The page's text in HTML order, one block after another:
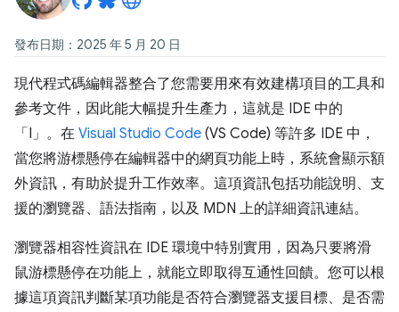
發布日期：2025 年 5 月 20 日
現代程式碼編輯器整合了您需要用來有效建構項目的工具和
參考文件，因此能大幅提升生產力，這就是 IDE 中的
「I」。在 Visual Studio Code (VS Code) 等許多 IDE 中，
當您將游標懸停在編輯器中的網頁功能上時，系統會顯示額
外資訊，有助於提升工作效率。這項資訊包括功能說明、支
援的瀏覽器、語法指南，以及 MDN 上的詳細資訊連結。
瀏覽器相容性資訊在 IDE 環境中特別實用，因為只要將滑
鼠游標懸停在功能上，就能立即取得互通性回饋。您可以根
據這項資訊判斷某項功能是否符合瀏覽器支援目標、是否需